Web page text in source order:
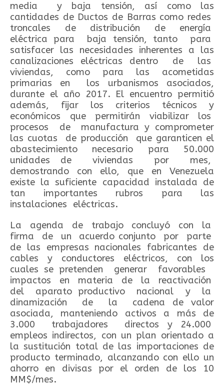
media y baja tensión, así como las
cantidades de Ductos de Barras como redes
troncales de distribución de energía
eléctrica para baja tensión, tanto para
satisfacer las necesidades inherentes a las
canalizaciones eléctricas dentro de las
viviendas, como para las acometidas
primarias en los urbanismos asociados,
durante el año 2017. El encuentro permitió
además, fijar los criterios técnicos y
económicos que permitirán viabilizar los
procesos de manufactura y comprometer
las cuotas de producción que garanticen el
abastecimiento necesario para 50.000
unidades de viviendas por mes,
demostrando con ello, que en Venezuela
existe la suficiente capacidad instalada de
tan importantes rubros para las
instalaciones eléctricas.
La agenda de trabajo concluyó con la
firma de un acuerdo conjunto por parte
de las empresas nacionales fabricantes de
cables y conductores eléctricos, con los
cuales se pretenden generar favorables
impactos en materia de la reactivación
del aparato productivo nacional y la
dinamización de la cadena de valor
asociada, manteniendo activos a más de
3.000 trabajadores directos y 24.000
empleos indirectos, con un plan orientado a
la sustitución total de las importaciones de
producto terminado, alcanzando con ello un
ahorro en divisas por el orden de los 10
MM$/mes.